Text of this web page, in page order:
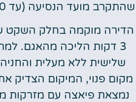
שהתקרב מועד הנסיעה (עד 14,000 ₪ ומעלה).
הדירה מוקמה בחלק השקט
3 דקות הליכה מהאגם.
שלישית ללא מעלית
מקום פנוי, המיקום הצדיק
נמצאת פיאצה עם מזרקות